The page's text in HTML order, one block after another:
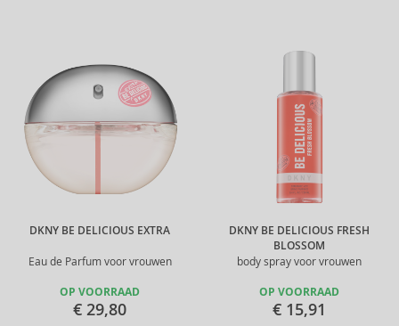
DKNY BE DELICIOUS EXTRA
Eau de Parfum voor vrouwen
OP VOORRAAD
€ 29,80
DKNY BE DELICIOUS FRESH
BLOSSOM
body spray voor vrouwen
OP VOORRAAD
€ 15,91